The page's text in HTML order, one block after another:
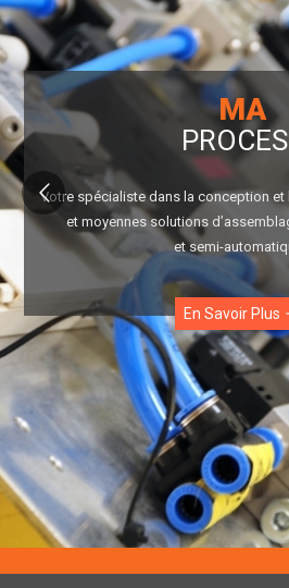
MA
Votre spécialiste dans la conception
et moyennes solutions
et semi-
En Savoir Plus